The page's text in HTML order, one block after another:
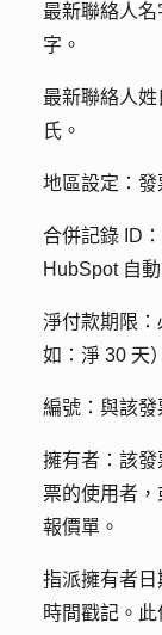
最新聯絡人名
字。
最新聯絡人姓
氏。
地區設定： 發
合併記錄 ID：
HubSpot 自動
淨付款期限：
如：淨 30 天
編號： 與該發
擁有者： 該發
票的使用者
報價單。
指派擁有者日
時間戳記。